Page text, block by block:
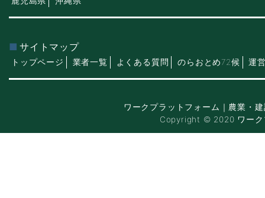
サイトマップ
トップページ 業者一覧 よくある質問 のらおとめ72候 運
ワークプラットフォーム｜農業・
Copyright © 2020 ワーク